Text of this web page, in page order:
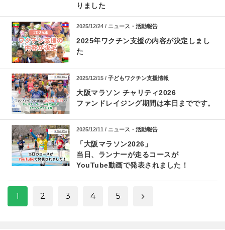
りました
2025/12/24 / ニュース・活動報告
2025年ワクチン支援の内容が決定しまし
た
2025/12/15 /子どもワクチン支援情報
大阪マラソン チャリティ2026
ファンドレイジング期間は本日までです。
2025/12/11 / ニュース・活動報告
「大阪マラソン2026」
当日、ランナーが走るコースが
YouTube動画で発表されました！
1 2 3 4 5